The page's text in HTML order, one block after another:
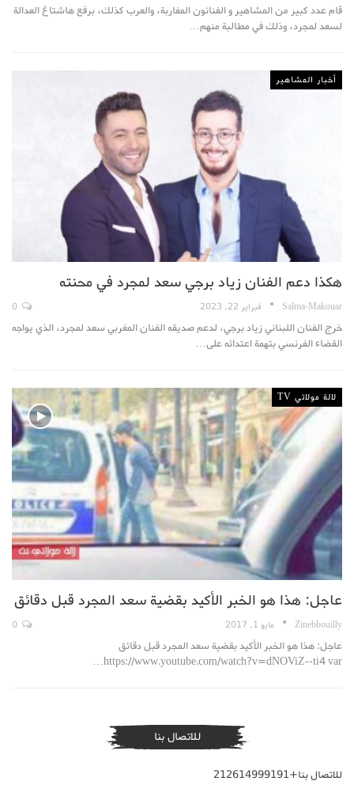
قام عدد كبير من المشاهير و الفنانون المغاربة، والعرب كذلك، برفع هاشتاغ العدالة
لسعد لمجرد، وذلك في مطالبة منهم…
أخبار المشاهير
هكذا دعم الفنان زياد برجي سعد لمجرد في محنته
Salma-Makouar فبراير 22, 2023
خرج الفنان اللبناني زياد برجي، لدعم صديقه الفنان المغربي سعد لمجرد، الذي يواجه
القضاء الفرنسي بتهمة اعتدائه على…
لالة مولاتي TV
عاجل: هذا هو الخبر الأكيد بقضية سعد المجرد قبل دقائق
Zinebbouilly مايو 1, 2017
عاجل: هذا هو الخبر الأكيد بقضية سعد المجرد قبل دقائق
https://www.youtube.com/watch?v=dNOViZ--ti4 var…
للاتصال بنا
للاتصال بنا+212614999191